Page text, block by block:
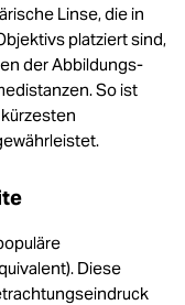
Linse, die in
platziert sind,
der Abbildungs-
So ist
Diese